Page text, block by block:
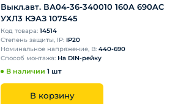
Выкл.авт. ВА04-36-340010 160А 690AC
УХЛ3 КЭАЗ 107545
Код товара: 14514
Степень защиты, IP: IP20
Номинальное напряжение, В: 440-690
Способ монтажа: На DIN-рейку
В наличии 1 шт
В корзину